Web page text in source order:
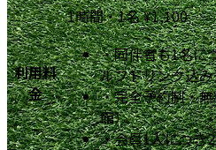
利用料
金
1時間・1名¥1,100
・同伴者も1名に
ルフドリンク込
・完全予約制・
館）
・会員1人につき